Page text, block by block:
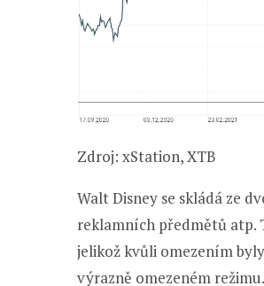
Zdroj: xStation, XTB
Walt Disney se skládá ze
reklamních předmětů atp.
jelikož kvůli omezením
výrazně omezeném